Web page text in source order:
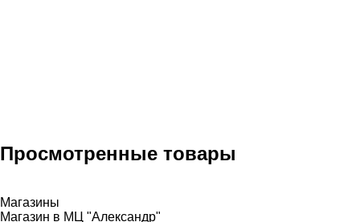
Просмотренные товары
Магазины
Магазин в МЦ "Александр"